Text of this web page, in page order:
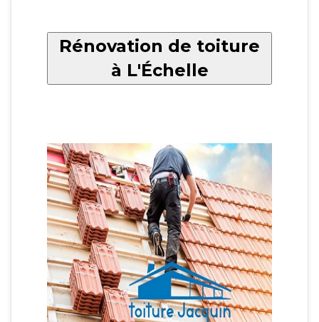
Rénovation de toiture
à L'Échelle